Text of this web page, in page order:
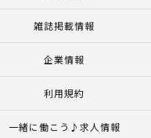
雑誌掲載情報
企業情報
利用規約
一緒に働こう♪求人情報